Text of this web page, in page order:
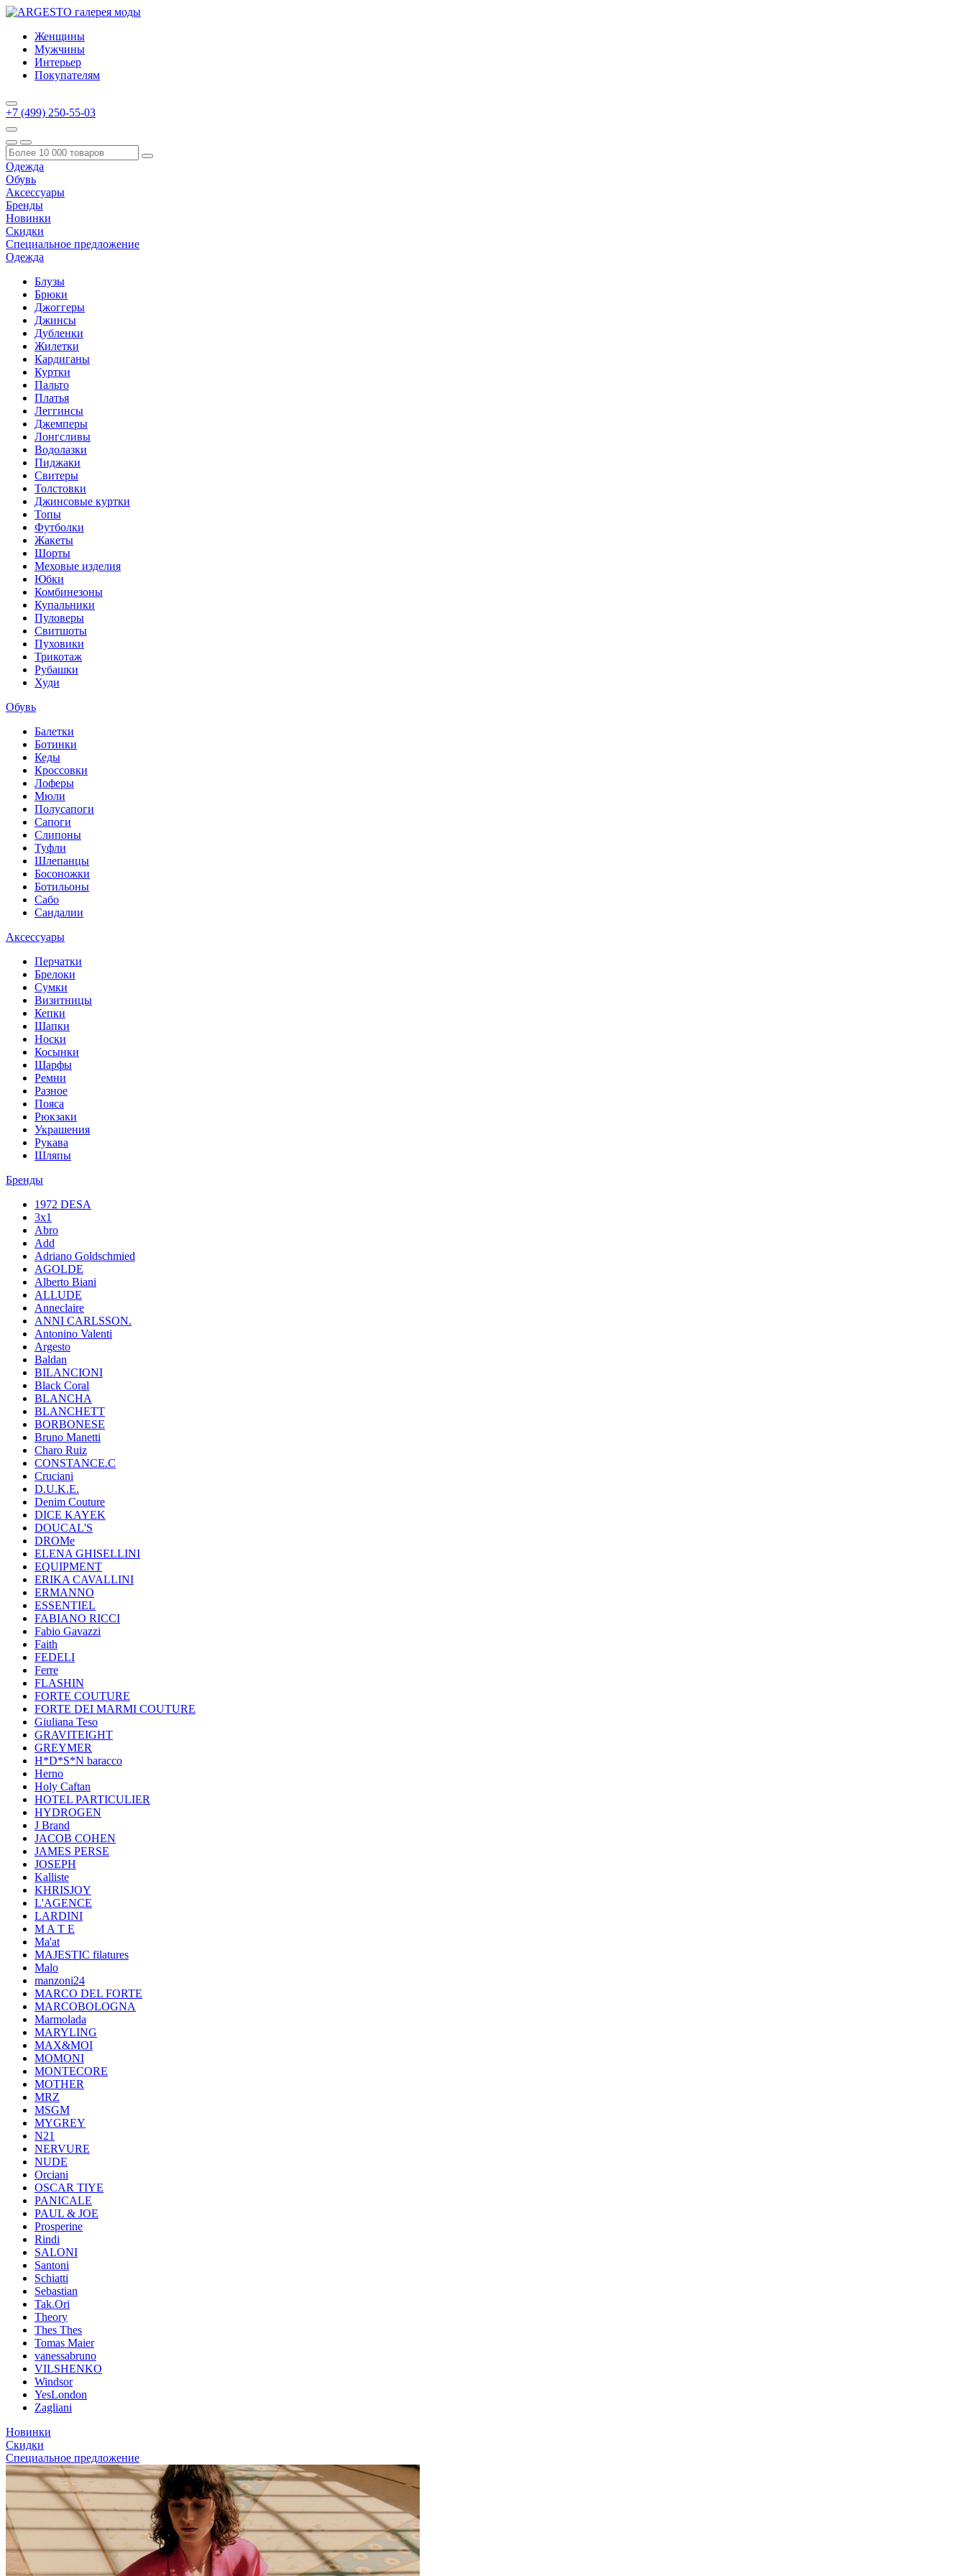
Женщины
Мужчины
Интерьер
Покупателям
+7 (499) 250-55-03
Одежда
Обувь
Аксессуары
Бренды
Новинки
Скидки
Специальное предложение
Одежда
Блузы
Брюки
Джоггеры
Джинсы
Дубленки
Жилетки
Кардиганы
Куртки
Пальто
Платья
Леггинсы
Джемперы
Лонгсливы
Водолазки
Пиджаки
Свитеры
Толстовки
Джинсовые куртки
Топы
Футболки
Жакеты
Шорты
Меховые изделия
Юбки
Комбинезоны
Купальники
Пуловеры
Свитшоты
Пуховики
Трикотаж
Рубашки
Худи
Обувь
Балетки
Ботинки
Кеды
Кроссовки
Лоферы
Мюли
Полусапоги
Сапоги
Слипоны
Туфли
Шлепанцы
Босоножки
Ботильоны
Сабо
Сандалии
Аксессуары
Перчатки
Брелоки
Сумки
Визитницы
Кепки
Шапки
Носки
Косынки
Шарфы
Ремни
Разное
Пояса
Рюкзаки
Украшения
Рукава
Шляпы
Бренды
1972 DESA
3x1
Abro
Add
Adriano Goldschmied
AGOLDE
Alberto Biani
ALLUDE
Anneclaire
ANNI CARLSSON.
Antonino Valenti
Argesto
Baldan
BILANCIONI
Black Coral
BLANCHA
BLANCHETT
BORBONESE
Bruno Manetti
Charo Ruiz
CONSTANCE.C
Cruciani
D.U.K.E.
Denim Couture
DICE KAYEK
DOUCAL'S
DROMe
ELENA GHISELLINI
EQUIPMENT
ERIKA CAVALLINI
ERMANNO
ESSENTIEL
FABIANO RICCI
Fabio Gavazzi
Faith
FEDELI
Ferre
FLASHIN
FORTE COUTURE
FORTE DEI MARMI COUTURE
Giuliana Teso
GRAVITEIGHT
GREYMER
H*D*S*N baracco
Herno
Holy Caftan
HOTEL PARTICULIER
HYDROGEN
J Brand
JACOB COHEN
JAMES PERSE
JOSEPH
Kalliste
KHRISJOY
L'AGENCE
LARDINI
M A T E
Ma'at
MAJESTIC filatures
Malo
manzoni24
MARCO DEL FORTE
MARCOBOLOGNA
Marmolada
MARYLING
MAX&MOI
MOMONI
MONTECORE
MOTHER
MRZ
MSGM
MYGREY
N21
NERVURE
NUDE
Orciani
OSCAR TIYE
PANICALE
PAUL & JOE
Prosperine
Rindi
SALONI
Santoni
Schiatti
Sebastian
Tak.Ori
Theory
Thes Thes
Tomas Maier
vanessabruno
VILSHENKO
Windsor
YesLondon
Zagliani
Новинки
Скидки
Специальное предложение